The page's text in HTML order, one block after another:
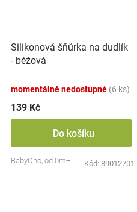
Silikonová šňůrka na dudlík
- béžová
momentálně nedostupné (6 ks)
139 Kč
Do košíku
BabyOno, od 0m+ Kód: 89012701